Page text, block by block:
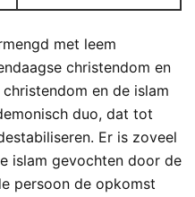
met leem
christendom en
en de islam
duo, dat tot
Er is zoveel
islam gevochten door de
persoon de opkomst